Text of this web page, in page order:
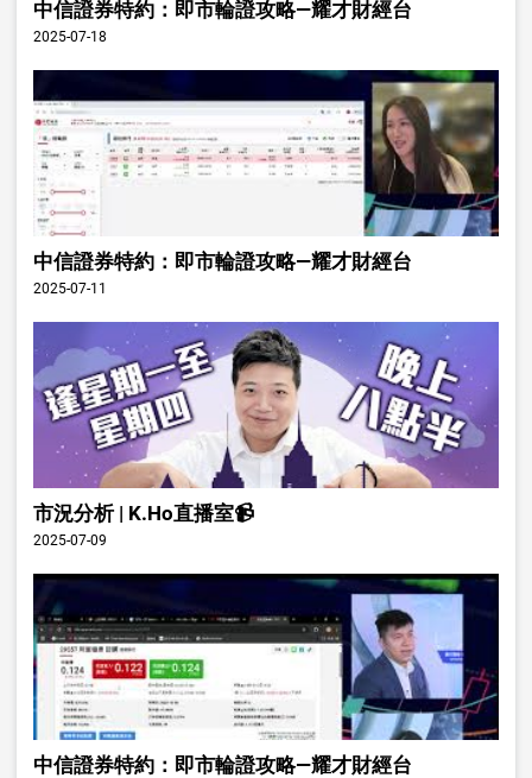
中信證券特約：即市輪證攻略—耀才財經台
2025-07-18
中信證券特約：即市輪證攻略—耀才財經台
2025-07-11
市況分析 | K.Ho直播室📹
2025-07-09
中信證券特約：即市輪證攻略—耀才財經台